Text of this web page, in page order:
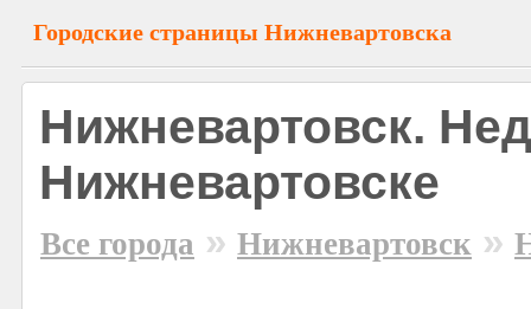
Городские страницы Нижневартовска
Нижневартовск.
Нижневартовске
Все города » Нижневартовск »